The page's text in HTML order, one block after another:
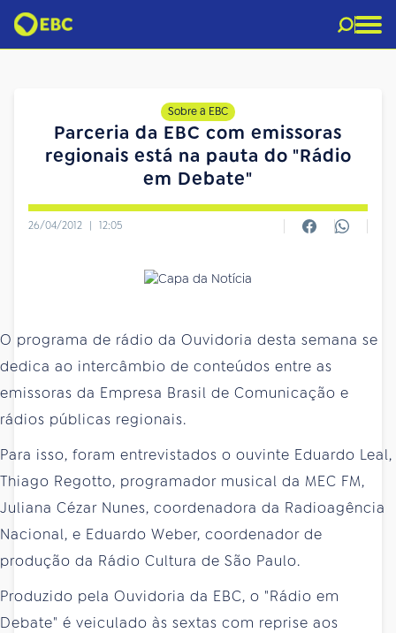
Sobre a EBC
Parceria da EBC com emissoras
regionais está na pauta do "Rádio
em Debate"
26/04/2012 | 12:05
O programa de rádio da Ouvidoria desta semana se
dedica ao intercâmbio de conteúdos entre as
emissoras da Empresa Brasil de Comunicação e
rádios públicas regionais.
Para isso, foram entrevistados o ouvinte Eduardo Leal,
Thiago Regotto, programador musical da MEC FM,
Juliana Cézar Nunes, coordenadora da Radioagência
Nacional, e Eduardo Weber, coordenador de
produção da Rádio Cultura de São Paulo.
Produzido pela Ouvidoria da EBC, o "Rádio em
Debate" é veiculado às sextas com reprise aos